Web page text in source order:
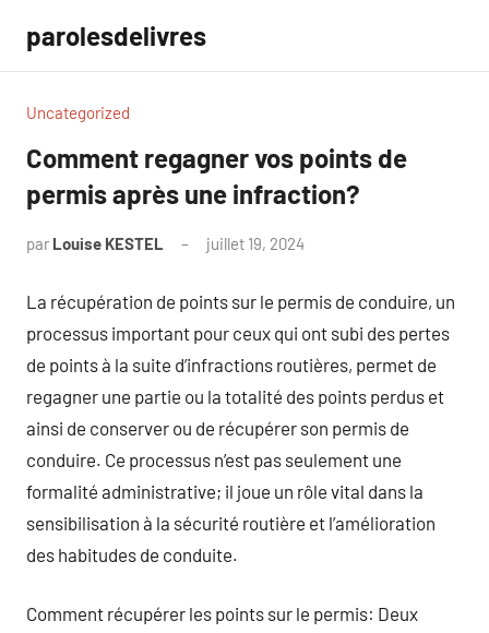
contenu
parolesdelivres
Uncategorized
Comment regagner vos points de
permis après une infraction?
par Louise KESTEL juillet 19, 2024
La récupération de points sur le permis de conduire, un
processus important pour ceux qui ont subi des pertes
de points à la suite d’infractions routières, permet de
regagner une partie ou la totalité des points perdus et
ainsi de conserver ou de récupérer son permis de
conduire. Ce processus n’est pas seulement une
formalité administrative; il joue un rôle vital dans la
sensibilisation à la sécurité routière et l’amélioration
des habitudes de conduite.
Comment récupérer les points sur le permis: Deux